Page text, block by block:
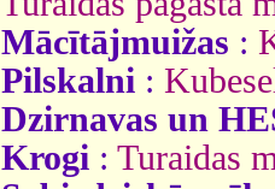
Mācītājmuižas :
Pilskalni :
Dzirnavas un
Krogi : Turaidas